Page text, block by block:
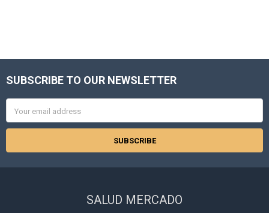
Footer
SUBSCRIBE TO OUR NEWSLETTER
Address
SALUD MERCADO